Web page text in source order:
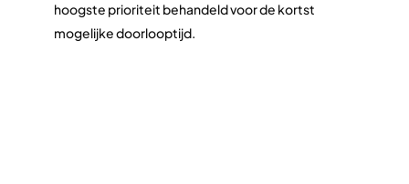
hoogste prioriteit behandeld voor de kortst
mogelijke doorlooptijd.